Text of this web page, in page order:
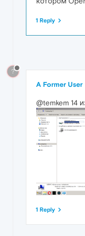
1 Reply
?
A Former User
@temkem 14
1 Reply